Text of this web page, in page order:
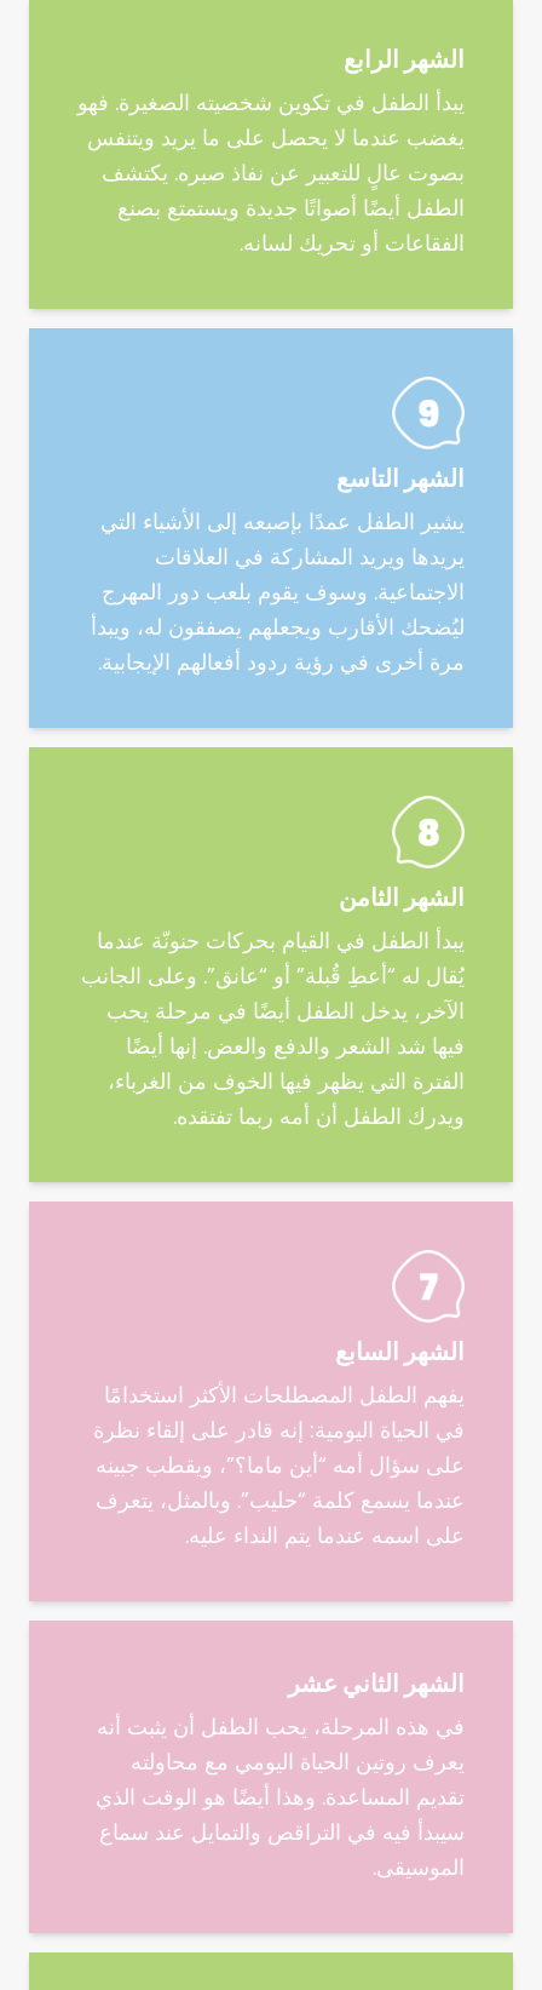
الشهر الرابع
يبدأ الطفل في تكوين شخصيته الصغيرة. فهو
يغضب عندما لا يحصل على ما يريد ويتنفس
بصوت عالٍ للتعبير عن نفاذ صبره. يكتشف
الطفل أيضًا أصواتًا جديدة ويستمتع بصنع
الفقاعات أو تحريك لسانه.
الشهر التاسع
يشير الطفل عمدًا بإصبعه إلى الأشياء التي
يريدها ويريد المشاركة في العلاقات
الاجتماعية. وسوف يقوم بلعب دور المهرج
ليُضحك الأقارب ويجعلهم يصفقون له، ويبدأ
مرة أخرى في رؤية ردود أفعالهم الإيجابية.
الشهر الثامن
يبدأ الطفل في القيام بحركات حنونّة عندما
يُقال له “أعطِ قُبلة” أو “عانق”. وعلى الجانب
الآخر، يدخل الطفل أيضًا في مرحلة يحب
فيها شد الشعر والدفع والعض. إنها أيضًا
الفترة التي يظهر فيها الخوف من الغرباء،
ويدرك الطفل أن أمه ربما تفتقده.
الشهر السابع
يفهم الطفل المصطلحات الأكثر استخدامًا
في الحياة اليومية: إنه قادر على إلقاء نظرة
على سؤال أمه “أين ماما؟”، ويقطب جبينه
عندما يسمع كلمة “حليب”. وبالمثل، يتعرف
على اسمه عندما يتم النداء عليه.
الشهر الثاني عشر
في هذه المرحلة، يحب الطفل أن يثبت أنه
يعرف روتين الحياة اليومي مع محاولته
تقديم المساعدة. وهذا أيضًا هو الوقت الذي
سيبدأ فيه في التراقص والتمايل عند سماع
الموسيقى.